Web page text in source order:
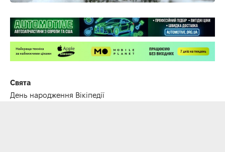
Свята
День народження Вікіпедії